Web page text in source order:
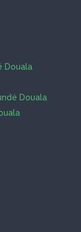
Douala
Douala